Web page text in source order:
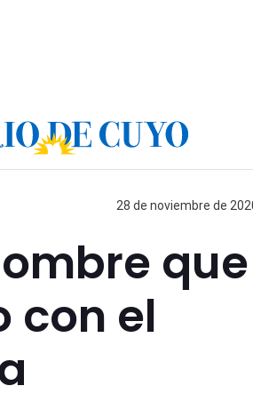
28 de noviembre de
que
con el